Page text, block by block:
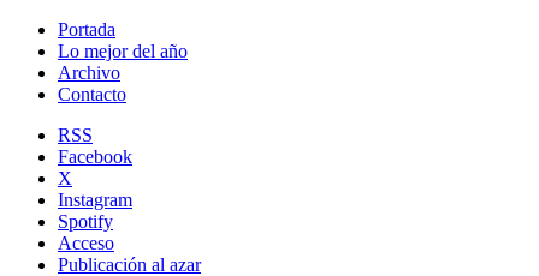
Portada
Lo mejor del año
Archivo
Contacto
RSS
Facebook
X
Instagram
Spotify
Acceso
Publicación al azar